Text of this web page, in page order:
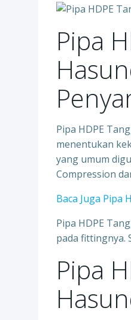
Pipa
Pipa HDPE
menentukan
yang umum
Compression
Baca Juga Pipa
Pipa HDPE
pada fittingnya.
Pipa